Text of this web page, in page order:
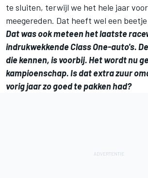
te sluiten, terwijl we het hele jaar
meegereden. Dat heeft wel een
Dat was ook meteen het laatste
indrukwekkende Class One-auto's.
die kennen, is voorbij. Het wordt nu
kampioenschap. Is dat extra zuur
vorig jaar zo goed te pakken had?